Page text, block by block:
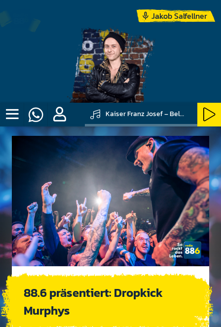
Jakob Salfellner
Kaiser Franz Josef – Believe
88.6 präsentiert: Dropkick
Murphys